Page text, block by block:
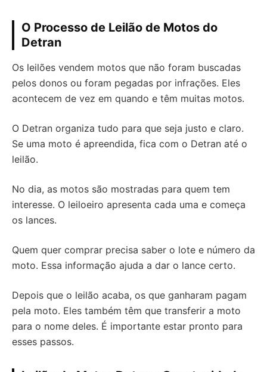
O Processo de Leilão de Motos do
Detran
Os leilões vendem motos que não foram buscadas
pelos donos ou foram pegadas por infrações. Eles
acontecem de vez em quando e têm muitas motos.
O Detran organiza tudo para que seja justo e claro.
Se uma moto é apreendida, fica com o Detran até o
leilão.
No dia, as motos são mostradas para quem tem
interesse. O leiloeiro apresenta cada uma e começa
os lances.
Quem quer comprar precisa saber o lote e número da
moto. Essa informação ajuda a dar o lance certo.
Depois que o leilão acaba, os que ganharam pagam
pela moto. Eles também têm que transferir a moto
para o nome deles. É importante estar pronto para
esses passos.